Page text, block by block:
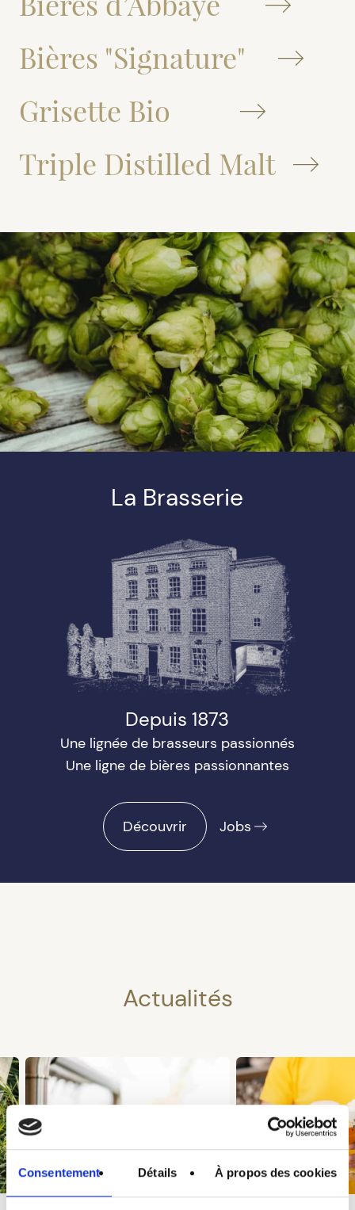
Consentement Détails À propos des cookies
Bières "Signature"
Grisette Bio
Triple Distilled Malt
La Brasserie
Depuis 1873
Une lignée de brasseurs passionnés
Une ligne de bières passionnantes
Découvrir Jobs
Actualités